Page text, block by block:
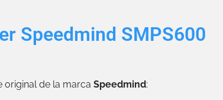
Speedmind SMPS600
original de la marca Speedmind: